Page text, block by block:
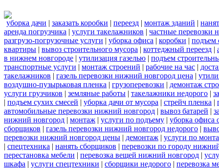
уборка дачи | заказать коробки | переезд | монтаж зданий |
аренда погрузчика | услуги такелажников | частные перевозки
разгрузо-погрузочные услуги | уборка офиса | коробки | подъем
квартиры | вывоз строительного мусора | коттеджный переезд |
в нижнем новгороде | утилизация газелью | подъем
транспортные услуги | монтаж строений | рабочие на час |
такелажников | газель перевозки нижний новгород цена |
воздушно-пузырьковая пленка | грузоперевозки | демонтаж
услуги грузчиков | земляные работы | такелажники недорого |
| подъем сухих смесей | уборка дачи от мусора | стрейч пленка |
автомобильные перевозки нижний новгород | вывоз батарей |
нижний новгород | монтаж | услуги по подъему | уборка офиса
сборщиков | газель перевозки нижний новгород недорого |
перевозки нижний новгород цены | демонтаж | услуги по
| спецтехника | нанять сборщиков | перевозки по городу
перестановка мебели | перевозка вещей нижний новгород |
шкафа | услуги спецтехники | сборщики недорого | перевозка